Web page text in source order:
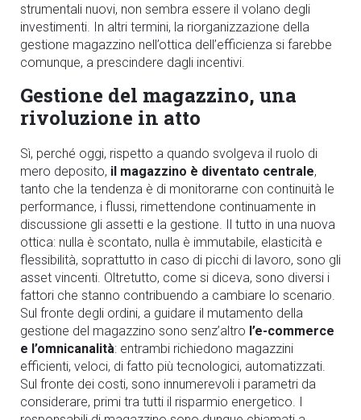
strumentali nuovi, non sembra essere il volano degli
investimenti. In altri termini, la riorganizzazione della
gestione magazzino nell’ottica dell’efficienza si farebbe
comunque, a prescindere dagli incentivi.
Gestione del magazzino, una
rivoluzione in atto
Sì, perché oggi, rispetto a quando svolgeva il ruolo di
mero deposito, il magazzino è diventato centrale,
tanto che la tendenza è di monitorarne con continuità le
performance, i flussi, rimettendone continuamente in
discussione gli assetti e la gestione. Il tutto in una nuova
ottica: nulla è scontato, nulla è immutabile, elasticità e
flessibilità, soprattutto in caso di picchi di lavoro, sono gli
asset vincenti. Oltretutto, come si diceva, sono diversi i
fattori che stanno contribuendo a cambiare lo scenario.
Sul fronte degli ordini, a guidare il mutamento della
gestione del magazzino sono senz’altro l’e-commerce
e l’omnicanalità: entrambi richiedono magazzini
efficienti, veloci, di fatto più tecnologici, automatizzati.
Sul fronte dei costi, sono innumerevoli i parametri da
considerare, primi tra tutti il risparmio energetico. I